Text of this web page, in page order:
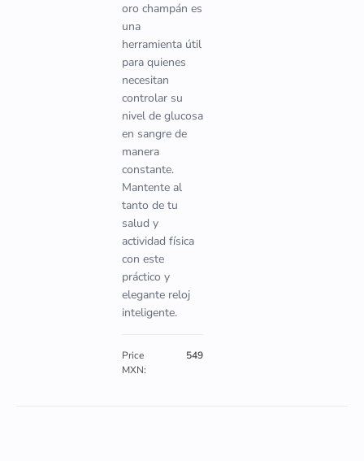
oro champán es
una
herramienta útil
para quienes
necesitan
controlar su
nivel de glucosa
en sangre de
manera
constante.
Mantente al
tanto de tu
salud y
actividad física
con este
práctico y
elegante reloj
inteligente.
Price
MXN:
549